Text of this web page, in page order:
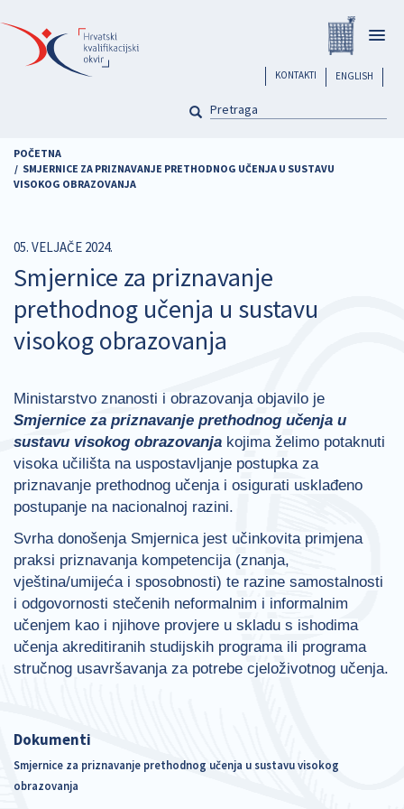
na
glavni
sadržaj
ENGLISH
header
KONTAKTI
PRETRAGA
POČETNA
SMJERNICE ZA PRIZNAVANJE PRETHODNOG UČENJA U SUSTAVU
VISOKOG OBRAZOVANJA
05. VELJAČE 2024.
Smjernice za priznavanje
prethodnog učenja u sustavu
visokog obrazovanja
Ministarstvo znanosti i obrazovanja objavilo je
Smjernice za priznavanje prethodnog učenja u
sustavu visokog obrazovanja kojima želimo potaknuti
visoka učilišta na uspostavljanje postupka za
priznavanje prethodnog učenja i osigurati usklađeno
postupanje na nacionalnoj razini.
Svrha donošenja Smjernica jest učinkovita primjena
praksi priznavanja kompetencija (znanja,
vještina/umijeća i sposobnosti) te razine samostalnosti
i odgovornosti stečenih neformalnim i informalnim
učenjem kao i njihove provjere u skladu s ishodima
učenja akreditiranih studijskih programa ili programa
stručnog usavršavanja za potrebe cjeloživotnog učenja.
Dokumenti
Smjernice za priznavanje prethodnog učenja u sustavu visokog
obrazovanja